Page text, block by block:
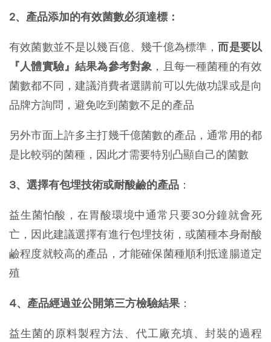
2、產品添加的有效菌數必須達標：
有效菌數並不是以幾百億、幾千億為標準，而是要以
『人體實驗』結果為參考對象 ，且每一種菌種的有效
菌數都不同，建議消費者選購前可以先做功課或是向
品牌方詢問，避免吃到菌數不足的產品
另外市面上許多主打幾千億菌數的產品，通常用的都
是比較弱的菌種，因此才需要特別凸顯自己的菌數
3、選擇有包埋技術或耐酸鹼的產品 ：
益生菌怕酸，在胃酸環境中通常只要30分鐘就會死
亡，因此建議選擇有進行包埋技術，或菌種本身耐酸
鹼程度就較高的產品，才能確保菌種順利抵達腸道定
殖
4、產品經過並公開第三方檢驗結果 ：
益生菌的原料製程方法、代工廠充填、封裝的過程